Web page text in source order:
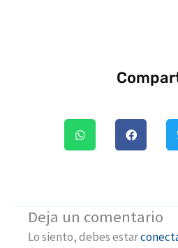
Deja un comentario
Lo siento, debes estar